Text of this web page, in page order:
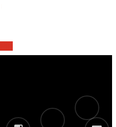
instagram
telegram
tiktok
email